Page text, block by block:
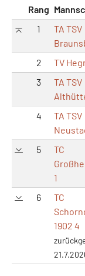
Rang
1
TA TSV
2 TV
3
TA TSV
4
TA TSV
5
TC
1
6
TC
1902 4